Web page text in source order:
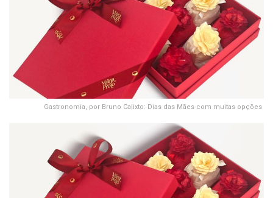
Gastronomia, por Bruno Calixto: Dias das Mães com muitas opções